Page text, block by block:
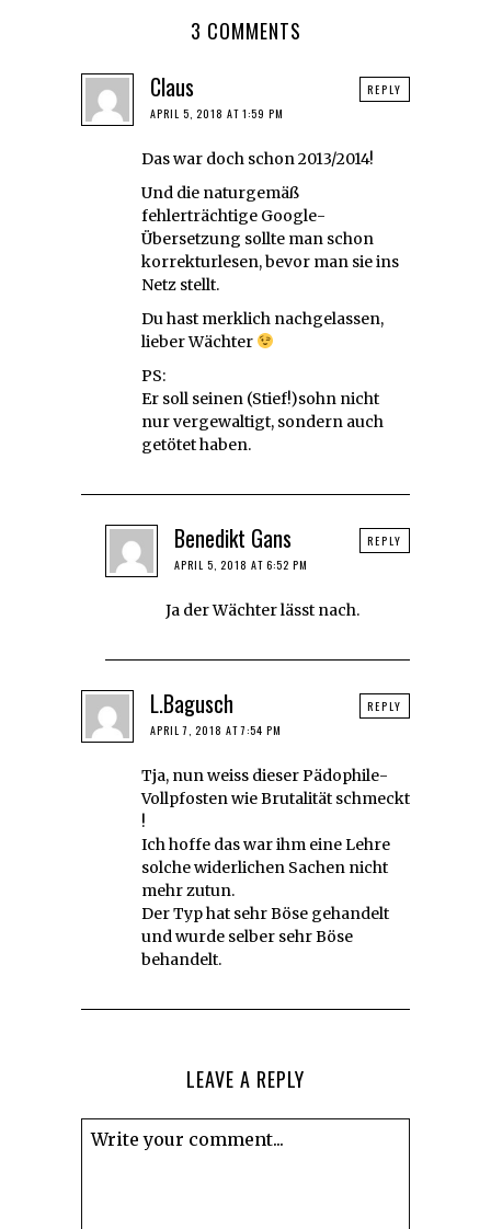
3 COMMENTS
Claus
APRIL 5, 2018 AT 1:59 PM
Das war doch schon 2013/2014!
Und die naturgemäß
fehlerträchtige Google-
Übersetzung sollte man schon
korrekturlesen, bevor man sie ins
Netz stellt.
Du hast merklich nachgelassen,
lieber Wächter
PS:
Er soll seinen (Stief!)sohn nicht
nur vergewaltigt, sondern auch
getötet haben.
REPLY
Benedikt Gans
APRIL 5, 2018 AT 6:52 PM
Ja der Wächter lässt nach.
REPLY
L.Bagusch
APRIL 7, 2018 AT 7:54 PM
Tja, nun weiss dieser Pädophile-
Vollpfosten wie Brutalität schmeckt
!
Ich hoffe das war ihm eine Lehre
solche widerlichen Sachen nicht
mehr zutun.
Der Typ hat sehr Böse gehandelt
und wurde selber sehr Böse
behandelt.
REPLY
LEAVE A REPLY